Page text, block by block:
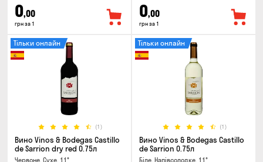
0,00
грн за 1
0,00
грн за 1
(1)
Тільки онлайн
Вино Vinos & Bodegas Castillo
de Sarrion dry red 0.75л
Червоне, Сухе, 11°
(1)
Тільки онлайн
Вино Vinos & Bodegas Castillo
de Sarrion 0.75л
Біле, Напівсолодке, 11°